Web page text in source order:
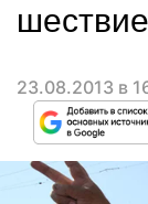
23.08.2013 в